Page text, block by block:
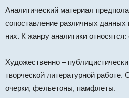
Аналитический материал
сопоставление различных
них. К жанру аналитики
Художественно –
творческой литературной работе.
очерки, фельетоны, памфлеты.